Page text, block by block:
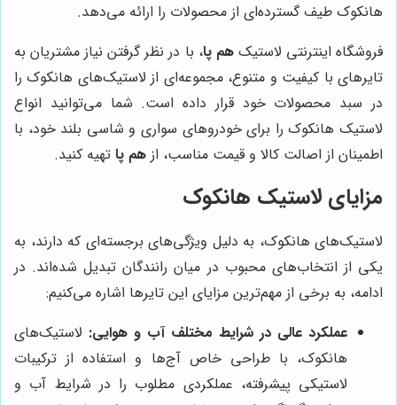
هانکوک طیف گسترده‌ای از محصولات را ارائه می‌دهد.
فروشگاه اینترنتی لاستیکهم پا، با در نظر گرفتن نیاز مشتریان به
تایرهای با کیفیت و متنوع، مجموعه‌ای از لاستیک‌های هانکوک را
در سبد محصولات خود قرار داده است. شما می‌توانید انواع
لاستیک هانکوک را برای خودروهای سواری و شاسی بلند خود، با
اطمینان از اصالت کالا و قیمت مناسب، از هم پا تهیه کنید.
مزایای لاستیک هانکوک
لاستیک‌های هانکوک، به دلیل ویژگی‌های برجسته‌ای که دارند، به
یکی از انتخاب‌های محبوب در میان رانندگان تبدیل شده‌اند. در
ادامه، به برخی از مهم‌ترین مزایای این تایرها اشاره می‌کنیم:
عملکرد عالی در شرایط مختلف آب و هوایی: لاستیک‌های
هانکوک، با طراحی خاص آج‌ها و استفاده از ترکیبات
لاستیکی پیشرفته، عملکردی مطلوب را در شرایط آب و